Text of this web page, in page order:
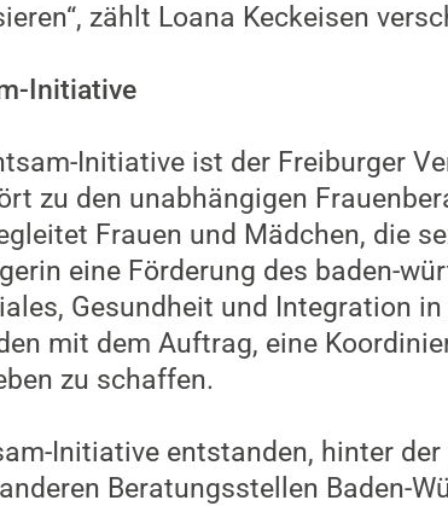
zählt Loana Keckeisen
Initiative
Initiative ist der Freiburger
zu den unabhängigen
Frauen und Mädchen, die
eine Förderung des baden-
Gesundheit und Integration
mit dem Auftrag, eine
zu schaffen.
Initiative entstanden, hinter
Beratungsstellen Baden-